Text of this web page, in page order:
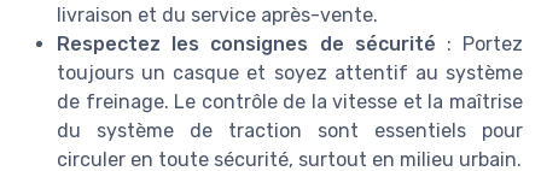
livraison et du service après-vente.
Respectez les consignes de sécurité : Portez
toujours un casque et soyez attentif au système
de freinage. Le contrôle de la vitesse et la maîtrise
du système de traction sont essentiels pour
circuler en toute sécurité, surtout en milieu urbain.